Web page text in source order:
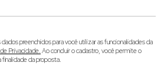
preenchidos para você utilizar as funcionalidades da
Privacidade. Ao concluir o cadastro, você permite o
da proposta.